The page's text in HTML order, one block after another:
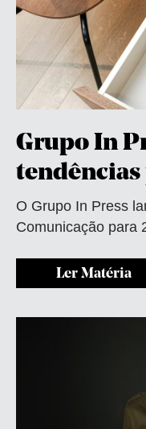
Grupo In
O Grupo In Press
Comunicação para
Ler Matéria